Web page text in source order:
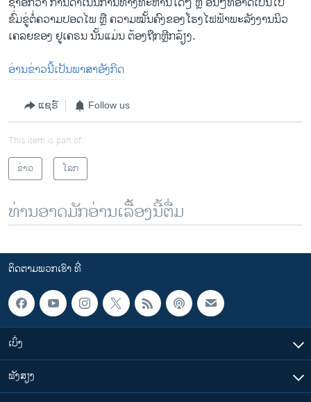
ຂົ່ມຂູ່ຕໍ່ຄວາມປອດໄພ ຫຼື ຄວາມໝັ້ນຄົງຂອງໂຮງໄຟ​ຟ້າພະລັງງານນິວ
ເຄລຍຂອງ ຢູເຄຣນ ນັ້ນແມ່ນ ຕ້ອງຖືກຫຼີກລ້ຽງ.
ອ່ານຂ່າວນີ້ເປັນພາສາອັງກິດ
ແຊຣ໌ Follow us
This item is part of
ຂ່າວ
ໂລກ
ທ່ານອາດມັກອ່ານເລື້ອງນີ້ຕື່ມ
ຕິດຕາມພວກເຮົາ ທີ່
ເບິ່ງ
ຟັງສຽງ